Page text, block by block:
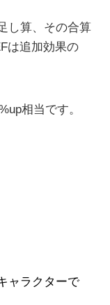
し算、その合算
は追加効果の
相当です。
ャラクターで